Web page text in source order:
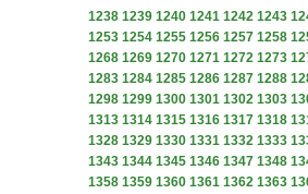
1238 1239 1240 1241 1242 1243
1253 1254 1255 1256 1257 1258
1268 1269 1270 1271 1272 1273
1283 1284 1285 1286 1287 1288
1298 1299 1300 1301 1302 1303
1313 1314 1315 1316 1317 1318
1328 1329 1330 1331 1332 1333
1343 1344 1345 1346 1347 1348
1358 1359 1360 1361 1362 1363